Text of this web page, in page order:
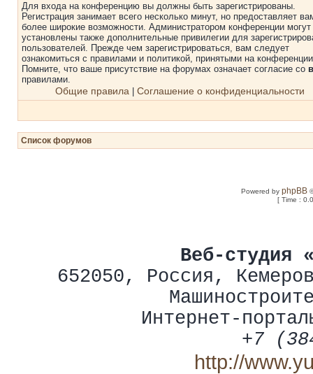
Для входа на конференцию вы должны быть зарегистрированы.
Регистрация занимает всего несколько минут, но предоставляет
более широкие возможности. Администратором конференции
установлены также дополнительные привилегии для
пользователей. Прежде чем зарегистрироваться, вам следует
ознакомиться с правилами и политикой, принятыми на
Помните, что ваше присутствие на форумах означает согласие со
правилами.
Общие правила Соглашение о конфиденциальности
Список форумов
Powered byphpBB
[ Time :
Веб-студия
652050, Россия ,
Интернет-
+7
http://